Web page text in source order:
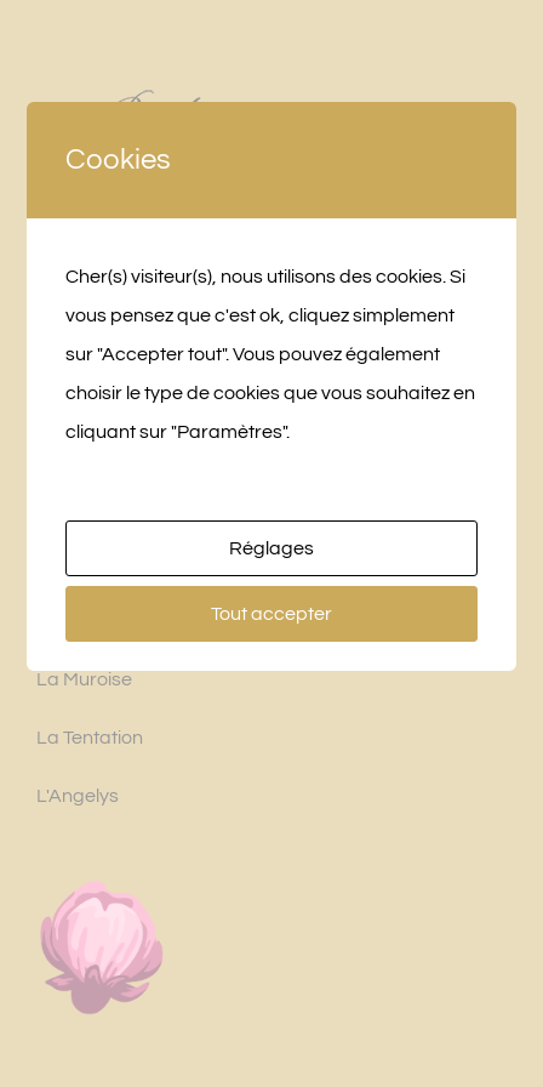
LA BRIDANIÈRE
10 Chemin des Planches
49250 Beaufort-en-Vallée
NOS CHAMBRES
La Muroise
La Tentation
L'Angelys
Cookies
Cher(s) visiteur(s), nous utilisons des cookies. Si
vous pensez que c'est ok, cliquez simplement
sur "Accepter tout". Vous pouvez également
choisir le type de cookies que vous souhaitez en
cliquant sur "Paramètres".
Réglages
Tout accepter